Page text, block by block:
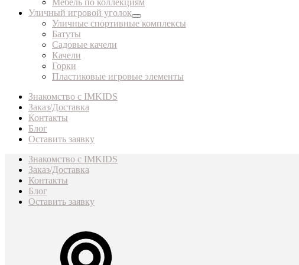
Мебель по коллекциям
Уличный игровой уголок
Уличные спортивные комплексы
Батуты
Садовые качели
Качели
Горки
Пластиковые игровые элементы
Знакомство с IMKIDS
Заказ/Доставка
Контакты
Блог
Оставить заявку
Знакомство с IMKIDS
Заказ/Доставка
Контакты
Блог
Оставить заявку